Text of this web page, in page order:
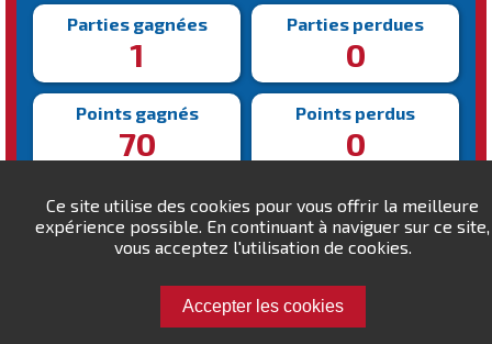
Ce site utilise des cookies pour vous offrir la meilleure
expérience possible. En continuant à naviguer sur ce site,
vous acceptez l'utilisation de cookies.
Accepter les cookies
Parties gagnées
1
Parties perdues
0
Points gagnés
70
Points perdus
0
Victoire la plus rapide
432s
Victoire la plus lente
432s
Défiez leilux !